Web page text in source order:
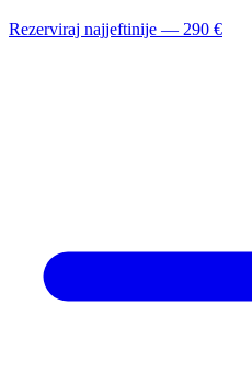
Rezerviraj najjeftinije — 290 €